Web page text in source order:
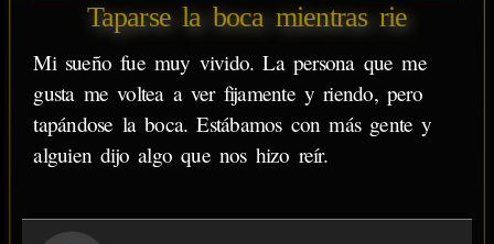
Taparse la boca mientras rie
Mi sueño fue muy vivido. La persona que me
gusta me voltea a ver fijamente y riendo, pero
tapándose la boca. Estábamos con más gente y
alguien dijo algo que nos hizo reír.